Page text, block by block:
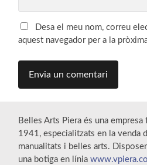
Desa el meu nom, correu
aquest navegador per a la
Belles Arts Piera és una
1941, especialitzats en la venda
manualitats i belles arts.
una botiga en línia